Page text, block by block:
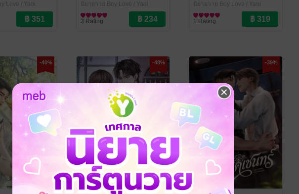
Love / Yaoi
นิยายวาย Boy Love / Yaoi
3 Rating
นิยายวาย Boy Love / Yaoi
1 Rating
-40% -48% -39%